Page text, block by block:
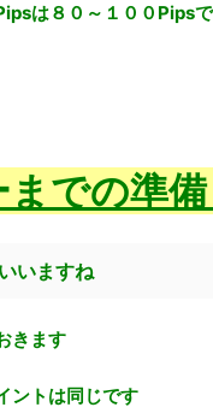
は８０～１００Pips
での準
いますね
きます
ントは同じです